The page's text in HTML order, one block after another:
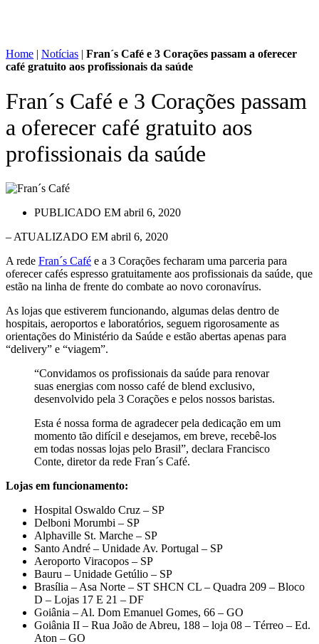
Home | Notícias | Fran´s Café e 3 Corações passam a oferecer
café gratuito aos profissionais da saúde
Fran´s Café e 3 Corações passam
a oferecer café gratuito aos
profissionais da saúde
PUBLICADO EM abril 6, 2020
– ATUALIZADO EM abril 6, 2020
A rede Fran´s Café e a 3 Corações fecharam uma parceria para
oferecer cafés espresso gratuitamente aos profissionais da saúde, que
estão na linha de frente do combate ao novo coronavírus.
As lojas que estiverem funcionando, algumas delas dentro de
hospitais, aeroportos e laboratórios, seguem rigorosamente as
orientações do Ministério da Saúde e estão abertas apenas para
“delivery” e “viagem”.
“Convidamos os profissionais da saúde para renovar
suas energias com nosso café de blend exclusivo,
desenvolvido pela 3 Corações e pelos nossos baristas.
Esta é nossa forma de agradecer pela dedicação em um
momento tão difícil e desejamos, em breve, recebê-los
em todas nossas lojas pelo Brasil”, declara Francisco
Conte, diretor da rede Fran´s Café.
Lojas em funcionamento:
Hospital Oswaldo Cruz – SP
Delboni Morumbi – SP
Alphaville St. Marche – SP
Santo André – Unidade Av. Portugal – SP
Aeroporto Viracopos – SP
Bauru – Unidade Getúlio – SP
Brasília – Asa Norte – ST SHCN CL – Quadra 209 – Bloco
D – Lojas 17 E 21 – DF
Goiânia – Al. Dom Emanuel Gomes, 66 – GO
Goiânia II – Rua João de Abreu, 188 – loja 08 – Térreo – Ed.
Aton – GO